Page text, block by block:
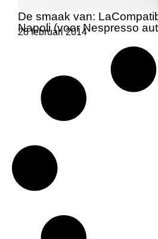
De smaak van:
Napoli (voor Nespresso
28 februari 2014